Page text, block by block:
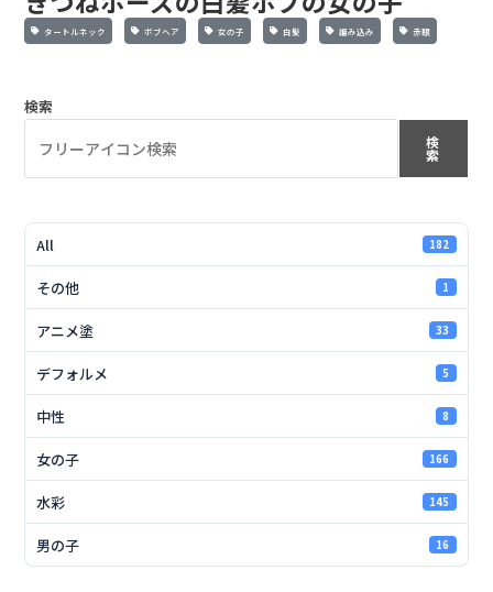
タートルネック ボブヘア 女の子 白髪 編み込み 赤眼
検索
検
索
All 182
その他 1
アニメ塗 33
デフォルメ 5
中性 8
女の子 166
水彩 145
男の子 16